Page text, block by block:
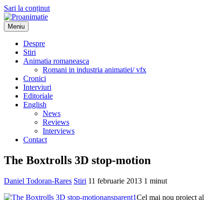
Sari la conținut
Proanimatie
Stiri despre filme de animatie
Meniu
Despre
Stiri
Animatia romaneasca
Romani in industria animatiei/ vfx
Cronici
Interviuri
Editoriale
English
News
Reviews
Interviews
Contact
The Boxtrolls 3D stop-motion
Daniel Todoran-Rares Stiri 11 februarie 2013 1 minut
Cel mai nou proiect al